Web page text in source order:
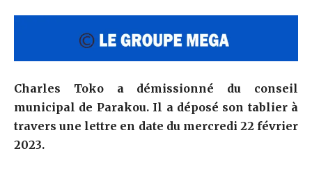
Charles Toko a démissionné du conseil
municipal de Parakou. Il a déposé son tablier à
travers une lettre en date du mercredi 22 février
2023.